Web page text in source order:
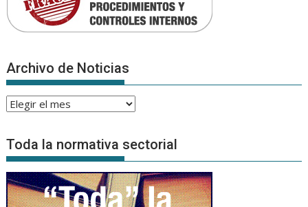
Archivo de Noticias
Archivo
Noticias
Toda la normativa sectorial